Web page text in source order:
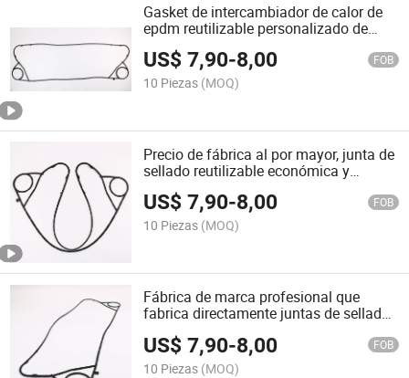
Gasket de intercambiador de calor de
epdm reutilizable personalizado de
bajo precio
US$7,90-8,00 FOB
10 Piezas (MOQ)
Precio de fábrica al por mayor, junta de
sellado reutilizable económica y
duradera
US$7,90-8,00 FOB
10 Piezas (MOQ)
Fábrica de marca profesional que
fabrica directamente juntas de sellado
US$7,90-8,00 FOB
10 Piezas (MOQ)